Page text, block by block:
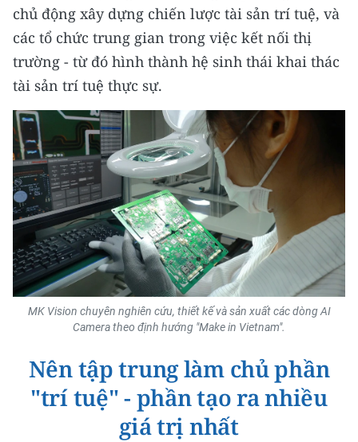
chủ động xây dựng chiến lược tài sản trí tuệ, và
các tổ chức trung gian trong việc kết nối thị
trường - từ đó hình thành hệ sinh thái khai thác
tài sản trí tuệ thực sự.
MK Vision chuyên nghiên cứu, thiết kế và sản xuất các dòng AI
Camera theo định hướng "Make in Vietnam".
Nên tập trung làm chủ phần
"trí tuệ" - phần tạo ra nhiều
giá trị nhất